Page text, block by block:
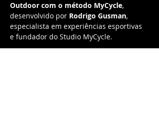
Outdoor com o método MyCycle,
desenvolvido por Rodrigo Gusman,
especialista em experiências esportivas
e fundador do Studio MyCycle.